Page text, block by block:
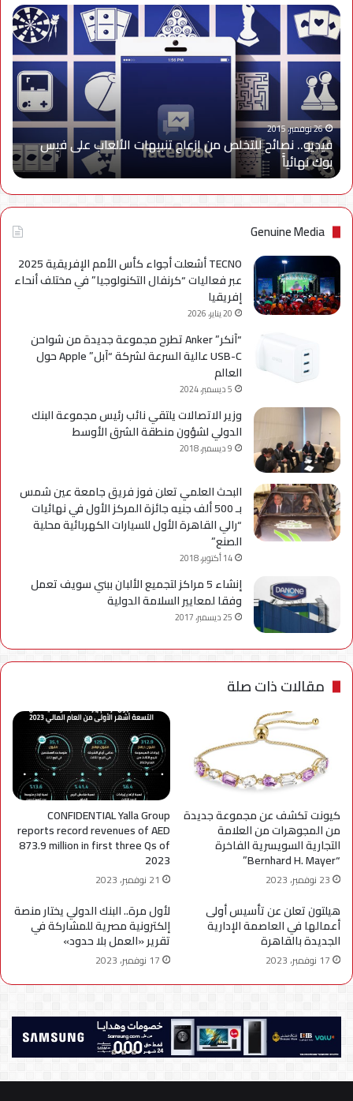
فيديو..
نصائح
للتخلص
من
إزعاج
تنبيهات
الألعاب
على
فيس
بوك
نهائياًَ
26 نوفمبر، 2015
فيديو.. نصائح للتخلص من إزعاج تنبيهات الألعاب على فيس
بوك نهائياًَ
Genuine Media
TECNO أشعلت أجواء كأس الأمم الإفريقية 2025
عبر فعاليات “كرنفال التكنولوجيا” في مختلف أنحاء
إفريقيا
20 يناير، 2026
“آنكر” Anker تطرح مجموعة جديدة من شواحن
USB-C عالية السرعة لشركة “آبل” Apple حول
العالم
5 ديسمبر، 2024
وزير الاتصالات يلتقي نائب رئيس مجموعة البنك
الدولي لشؤون منطقة الشرق الأوسط
9 ديسمبر، 2018
البحث العلمي تعلن فوز فريق جامعة عين شمس
بـ 500 ألف جنيه جائزة المركز الأول في نهائيات
“رالي القاهرة الأول للسيارات الكهربائية محلية
الصنع”
14 أكتوبر، 2018
إنشاء 5 مراكز لتجميع الألبان ببني سويف تعمل
وفقا لمعايير السلامة الدولية
25 ديسمبر، 2017
مقالات ذات صلة
كيونت تكشف عن مجموعة جديدة
من المجوهرات من العلامة
التجارية السويسرية الفاخرة
“Bernhard H. Mayer”
23 نوفمبر، 2023
CONFIDENTIAL Yalla Group
reports record revenues of AED
873.9 million in first three Qs of
2023
21 نوفمبر، 2023
هيلتون تعلن عن تأسيس أولى
أعمالها في العاصمة الإدارية
الجديدة بالقاهرة
17 نوفمبر، 2023
لأول مرة.. البنك الدولي يختار منصة
إلكترونية مصرية للمشاركة في
تقرير «العمل بلا حدود»
17 نوفمبر، 2023